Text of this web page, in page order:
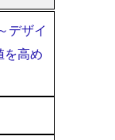
デザイ
を高め